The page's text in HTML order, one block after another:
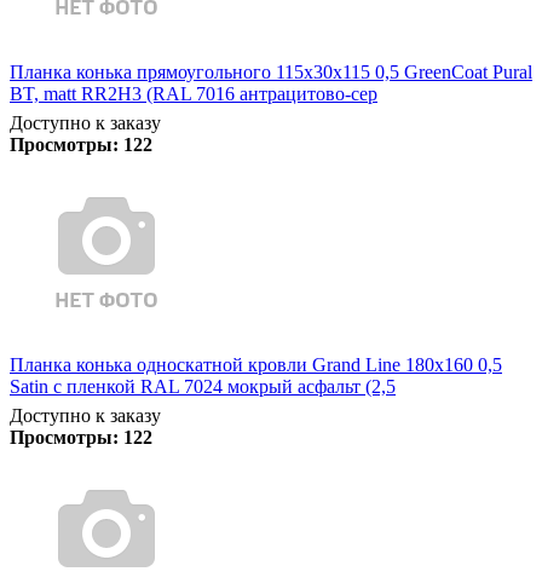
Планка конька прямоугольного 115х30х115 0,5 GreenCoat Pural
BT, matt RR2Н3 (RAL 7016 антрацитово-сер
Доступно к заказу
Просмотры: 122
Планка конька односкатной кровли Grand Line 180x160 0,5
Satin с пленкой RAL 7024 мокрый асфальт (2,5
Доступно к заказу
Просмотры: 122